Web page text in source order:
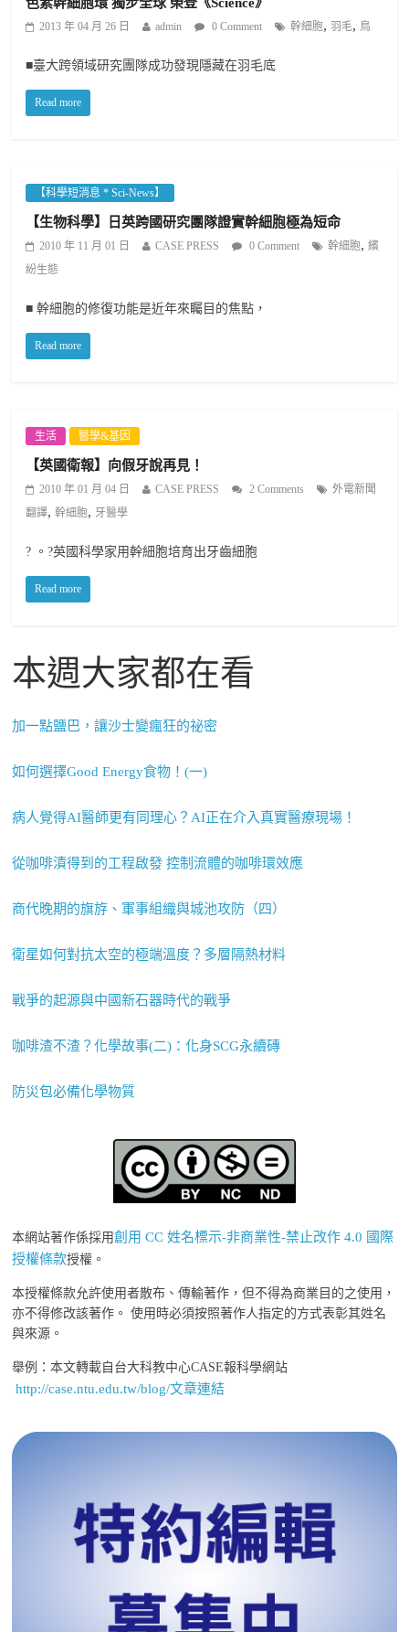
2013 年 04 月 26 日 admin 0 Comment 幹細胞,羽毛, 鳥
■臺大跨領域研究團隊成功發現隱藏在羽毛底
Read more
【科學短消息 * Sci-News】
【生物科學】日英跨國研究團隊證實幹細胞極為短命
2010 年 11 月 01 日 CASE PRESS 0 Comment 幹細胞,繽
紛生態
■ 幹細胞的修復功能是近年來矚目的焦點，
Read more
生活 醫學&基因
【英國衛報】向假牙說再見！
2010 年 01 月 04 日 CASE PRESS 2 Comments
外電新聞
翻譯,幹細胞, 牙醫學
? 。?英國科學家用幹細胞培育出牙齒細胞
Read more
本週大家都在看
加一點鹽巴，讓沙士變瘋狂的祕密
如何選擇Good Energy食物！(一)
病人覺得AI醫師更有同理心？AI正在介入真實醫療現場！
從咖啡漬得到的工程啟發 控制流體的咖啡環效應
商代晚期的旗斿、軍事組織與城池攻防（四）
衛星如何對抗太空的極端溫度？多層隔熱材料
戰爭的起源與中國新石器時代的戰爭
咖啡渣不渣？化學故事(二)：化身SCG永續磚
防災包必備化學物質
本網站著作係採用創用 CC 姓名標示-非商業性-禁止改作 4.0 國際
授權條款授權。
本授權條款允許使用者散布、傳輸著作，但不得為商業目的之使用，
亦不得修改該著作。 使用時必須按照著作人指定的方式表彰其姓名
與來源。
舉例：本文轉載自台大科教中心CASE報科學網站
http://case.ntu.edu.tw/blog/文章連結